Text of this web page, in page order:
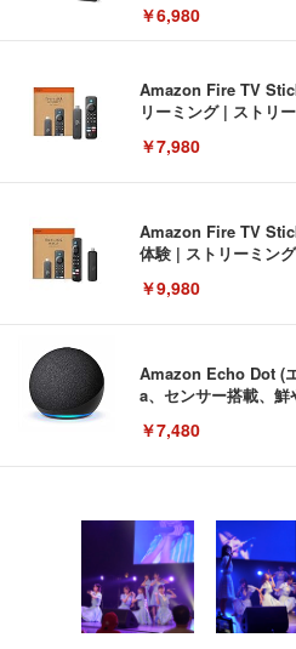
￥6,980
Amazon Fire TV
リーミング | ストリ
￥7,980
Amazon Fire TV
体験 | ストリーミン
￥9,980
Amazon Echo Dot (
a、センサー搭載、
￥7,480
[EdoErgo] オフィス
い 跳ね上げ式アーム
キング pc 事務椅子
ン樹脂ベース 通気性
(黒網+黒枠+黒足)
￥5,699
EIZO ビジネス向け
EV3240X-WT | 31.5
イト
￥105,595
Amazonベーシック
回使い捨て 無香料 ホ
￥3,373